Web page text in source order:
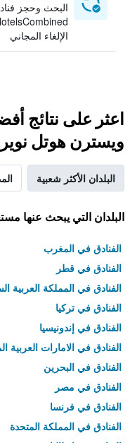
البحث وحجز
الإلغاء المجاني
اعثر على نتائج
ويسترن هوتل
البلدان الأكثر شعبية
البلدان التي يبحث عنها
الفنادق في المغرب
الفنادق في قطر
الفنادق في المملكة العربية
الفنادق في تركيا
الفنادق في إندونيسيا
الفنادق في الامارات العربية
الفنادق في البحرين
الفنادق في مصر
الفنادق في فرنسا
الفنادق في المملكة المتحدة